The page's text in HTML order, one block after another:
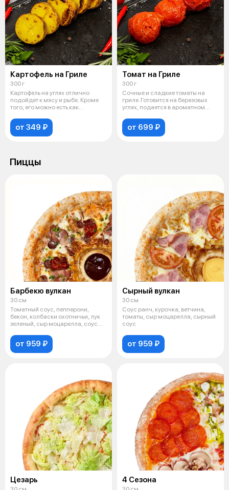
Картофель на Гриле
300 г
Картофель на углях отлично
подойдет к мясу и рыбе. Кроме
того, его можно есть как
от 349 ₽
Томат на Гриле
300 г
Сочные и сладкие томаты на
гриле. Готовится на березовых
углях, подается в ароматном
от 699 ₽
Пиццы
Барбекю вулкан
30 см
Томатный соус, пепперони,
бекон, колбаски охотничьи, лук
зеленый, сыр моцарелла, соус
от 959 ₽
Сырный вулкан
30 см
Соус ранч, курочка, ветчина,
томаты, сыр моцарелла, сырный
соус
от 959 ₽
Цезарь 4 Сезона